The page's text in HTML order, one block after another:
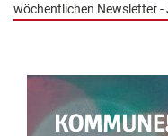
wöchentlichen Newsletter -